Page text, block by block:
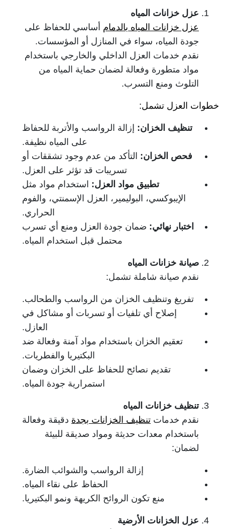
عزل خزانات المياه
عزل خزانات المياه بالدمام أساسي للحفاظ على
جودة المياه، سواء في المنازل أو المؤسسات.
نقدم خدمات العزل الداخلي والخارجي باستخدام
مواد متطورة وفعالة لضمان حماية المياه من
التلوث ومنع التسرب.
خطوات العزل تشمل:
تنظيف الخزان: إزالة الرواسب والأتربة للحفاظ
على المياه نظيفة.
فحص الخزان: التأكد من عدم وجود تشققات أو
تسريبات قد تؤثر على العزل.
تطبيق مواد العزل: استخدام مواد مثل
الإيبوكسي، البوليمير، العزل الإسمنتي، والفوم
الحراري.
اختبار نهائي: ضمان جودة العزل ومنع أي تسرب
محتمل قبل استخدام المياه.
صيانة خزانات المياه
نقدم صيانة شاملة تشمل:
تفريغ وتنظيف الخزان من الرواسب والطحالب.
إصلاح أي تلفيات أو تسربات أو مشاكل في
العازل.
تعقيم الخزان باستخدام مواد آمنة وفعالة ضد
البكتيريا والفطريات.
تقديم نصائح للحفاظ على الخزان وضمان
استمرارية جودة المياه.
تنظيف خزانات المياه
نقدم خدمات تنظيف الخزانات بجدة دقيقة وفعالة
باستخدام معدات حديثة ومواد صديقة للبيئة
لضمان:
إزالة الرواسب والشوائب الضارة.
الحفاظ على نقاء المياه.
منع تكون الروائح الكريهة ونمو البكتيريا.
عزل الخزانات الأرضية